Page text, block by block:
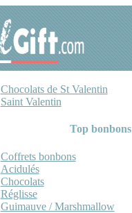
Chocolats de St Valentin
Saint Valentin
Top bonbons
Coffrets bonbons
Acidulés
Chocolats
Réglisse
Guimauve / Marshmallow